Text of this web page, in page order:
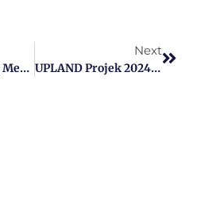
Grup Tong-Tong Mega Remmeng Tampil Meriah, Tuan Rumah Tak Mungkin Kalah
Next
UPLAND Projek 2024.Petani Rubaru Sumenep Mulai Tanam Bawang Merah